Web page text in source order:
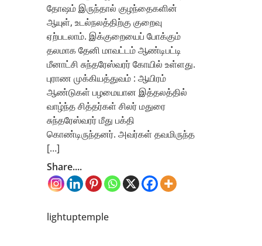
தோஷம் இருந்தால் குழந்தைகளின்
ஆயுள், உடல்நலத்திற்கு குறைவு
ஏற்படலாம். இக்குறையைப் போக்கும்
தலமாக தேனி மாவட்டம் ஆண்டிபட்டி
மீனாட்சி சுந்தரேஸ்வரர் கோயில் உள்ளது.
புராண முக்கியத்துவம் : ஆயிரம்
ஆண்டுகள் பழமையான இத்தலத்தில்
வாழ்ந்த சித்தர்கள் சிலர் மதுரை
சுந்தரேஸ்வரர் மீது பக்தி
கொண்டிருந்தனர். அவர்கள் தவமிருந்த
[…]
Share....
lightuptemple